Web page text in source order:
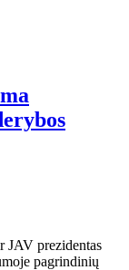
JAV prezidentas
pagrindinių